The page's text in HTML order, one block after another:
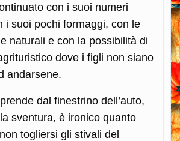
con i suoi numeri
i suoi pochi formaggi, con le
naturali e con la possibilità di
dove i figli non siano
andarsene.
dal finestrino dell’auto,
sventura, è ironico quanto
togliersi gli stivali del